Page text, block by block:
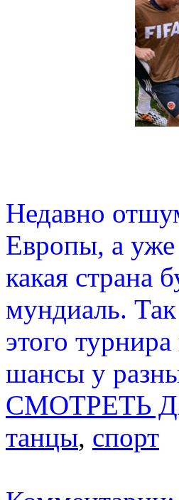
Недавно
Европы, а уже
какая страна
мундиаль.
этого
шансы у
СМОТРЕТЬ
танцы, спорт